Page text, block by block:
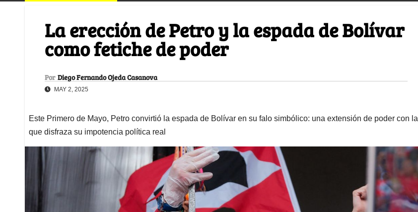
La erección de Petro y la espada de Bolívar
como fetiche de poder
Por Diego Fernando Ojeda Casanova
MAY 2, 2025
Este Primero de Mayo, Petro convirtió la espada de Bolívar en su falo simbólico: una extensión de poder con la
que disfraza su impotencia política real